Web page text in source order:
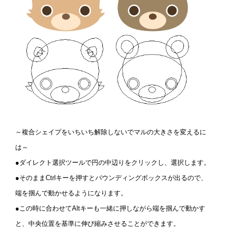
～複合シェイプをいちいち解除しないでマルの大きさを変えるに
は～
●ダイレクト選択ツールで円の中辺りをクリックし、選択します。
●そのままCtrlキーを押すとバウンディングボックスが出るので、
端を掴んで動かせるようになります。
●この時に合わせてAltキーも一緒に押しながら端を掴んで動かす
と、中央位置を基準に伸び縮みさせることができます。